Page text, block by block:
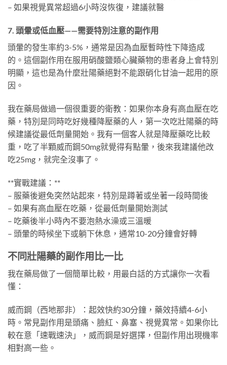
– 如果視覺異常超過6小時沒恢復，建議就醫
7. 頭暈或低血壓——需要特別注意的副作用
頭暈的發生率約3-5%，通常是因為血壓暫時性下降造成
的。這個副作用在服用硝酸鹽類心臟藥物的患者身上會特別
明顯，這也是為什麼壯陽藥絕對不能跟硝化甘油一起用的原
因。
我在藥局做過一個很重要的衛教：如果你本身有高血壓在吃
藥，特別是同時吃好幾種降壓藥的人，第一次吃壯陽藥的時
候建議從最低劑量開始。我有一個客人就是降壓藥吃比較
重，吃了半顆威而鋼50mg就覺得有點暈，後來我建議他改
吃25mg，就完全沒事了。
**實戰建議：**
– 服藥後避免突然站起來，特別是蹲著或坐著一段時間後
– 如果有高血壓在吃藥，從最低劑量開始測試
– 吃藥後半小時內不要泡熱水澡或三溫暖
– 頭暈的時候坐下或躺下休息，通常10-20分鐘會好轉
不同壯陽藥的副作用比一比
我在藥局做了一個簡單比較，用最白話的方式讓你一次看
懂：
威而鋼（西地那非）：起效快約30分鐘，藥效持續4-6小
時。常見副作用是頭痛、臉紅、鼻塞、視覺異常。如果你比
較在意「速戰速決」，威而鋼是好選擇，但副作用出現機率
相對高一些。